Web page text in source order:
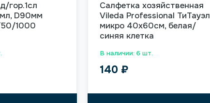
гор.1сл
D90мм
1000
В наличии: 6 шт.
Салфетка хозяйственная
Vileda Professional ТиТауэл
микро 40х60см, белая/
синяя клетка
140 ₽